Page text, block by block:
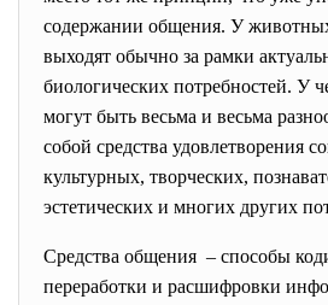
содержании общения. У
выходят обычно за рамки
биологических потребностей. У
могут быть весьма и весьма
собой средства удовлетворения
культурных, творческих,
эстетических и многих других
Средства общения – способы
переработки и расшифровки